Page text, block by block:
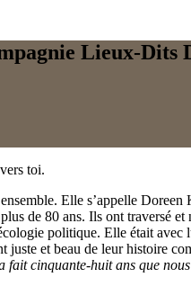
Lieux-Dits
toi.
Elle s’appelle
de 80 ans. Ils ont traversé
politique. Elle était
juste et beau de leur histoire
fait cinquante-huit ans que